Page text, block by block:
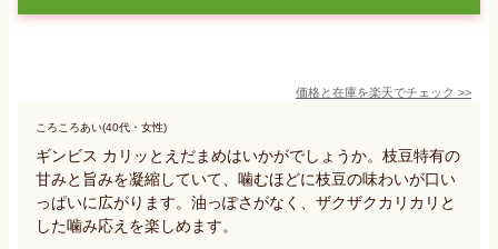
価格と在庫を楽天でチェック >>
ころころあい(40代・女性)
ギンビス カリッとえだまめはいかがでしょうか。枝豆特有の
甘みと旨みを凝縮していて、噛むほどに枝豆の味わいが口い
っぱいに広がります。油っぽさがなく、ザクザクカリカリと
した噛み応えを楽しめます。